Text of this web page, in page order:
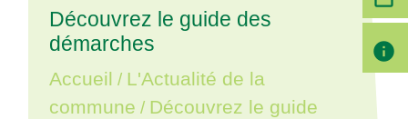
Découvrez le guide des
démarches
Accueil / L'Actualité de la
commune / Découvrez le guide
info